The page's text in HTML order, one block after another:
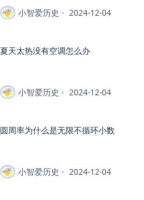
小智爱历史 2024-12-04
夏天太热没有空调怎么办
小智爱历史 2024-12-04
圆周率为什么是无限不循环小数
小智爱历史 2024-12-04